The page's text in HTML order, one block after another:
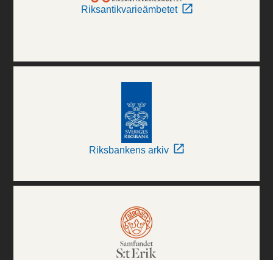
Riksantikvarieämbetet
Riksbankens arkiv